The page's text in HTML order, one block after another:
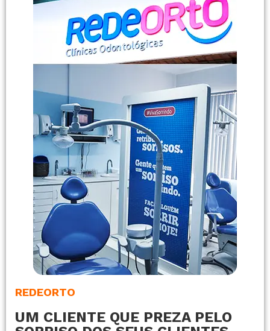
REDEORTO
UM CLIENTE QUE PREZA PELO